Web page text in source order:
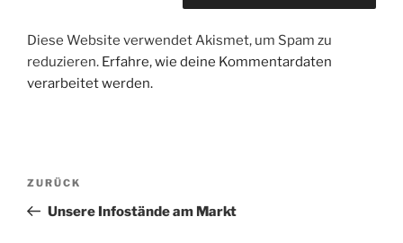
Diese Website verwendet Akismet, um Spam zu
reduzieren. Erfahre, wie deine Kommentardaten
verarbeitet werden.
Beitragsnavigation
Vorheriger
Beitrag
ZURÜCK
Unsere Infostände am Markt